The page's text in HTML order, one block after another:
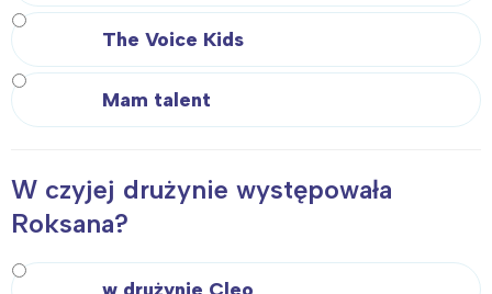
The Voice Kids
Mam talent
W czyjej drużynie występowała
Roksana?